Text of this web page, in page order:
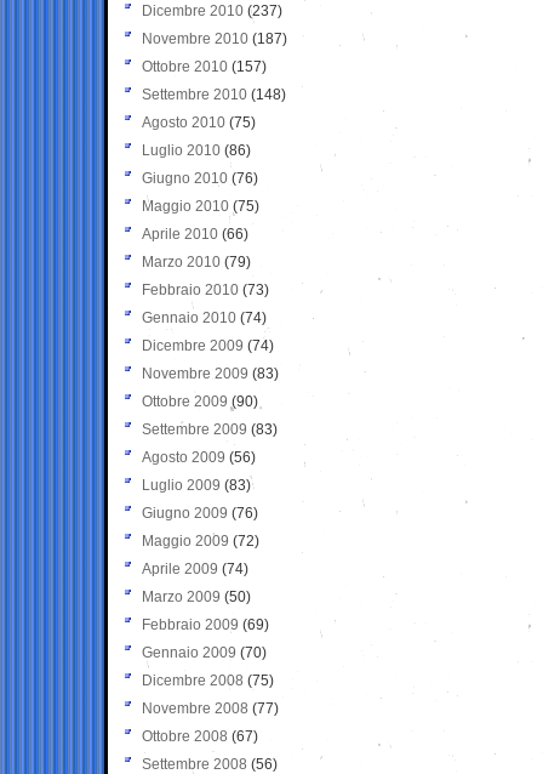
Dicembre 2010 (237)
Novembre 2010 (187)
Ottobre 2010 (157)
Settembre 2010 (148)
Agosto 2010 (75)
Luglio 2010 (86)
Giugno 2010 (76)
Maggio 2010 (75)
Aprile 2010 (66)
Marzo 2010 (79)
Febbraio 2010 (73)
Gennaio 2010 (74)
Dicembre 2009 (74)
Novembre 2009 (83)
Ottobre 2009 (90)
Settembre 2009 (83)
Agosto 2009 (56)
Luglio 2009 (83)
Giugno 2009 (76)
Maggio 2009 (72)
Aprile 2009 (74)
Marzo 2009 (50)
Febbraio 2009 (69)
Gennaio 2009 (70)
Dicembre 2008 (75)
Novembre 2008 (77)
Ottobre 2008 (67)
Settembre 2008 (56)